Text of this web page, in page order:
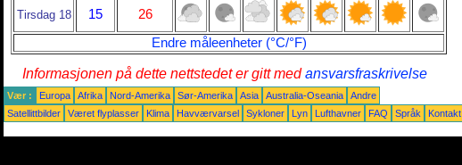
Tirsdag 18 15
26
Endre måleenheter (°C/°F)
Informasjonen på dette nettstedet er gitt medansvarsfraskrivelse
Vær : Europa Afrika Nord-Amerika Sør-Amerika Asia Australia-Oseania
Andre
Satellittbilder
Været flyplasser Klima Havværvarsel Sykloner Lyn Lufthavner FAQ Språk Kontakt